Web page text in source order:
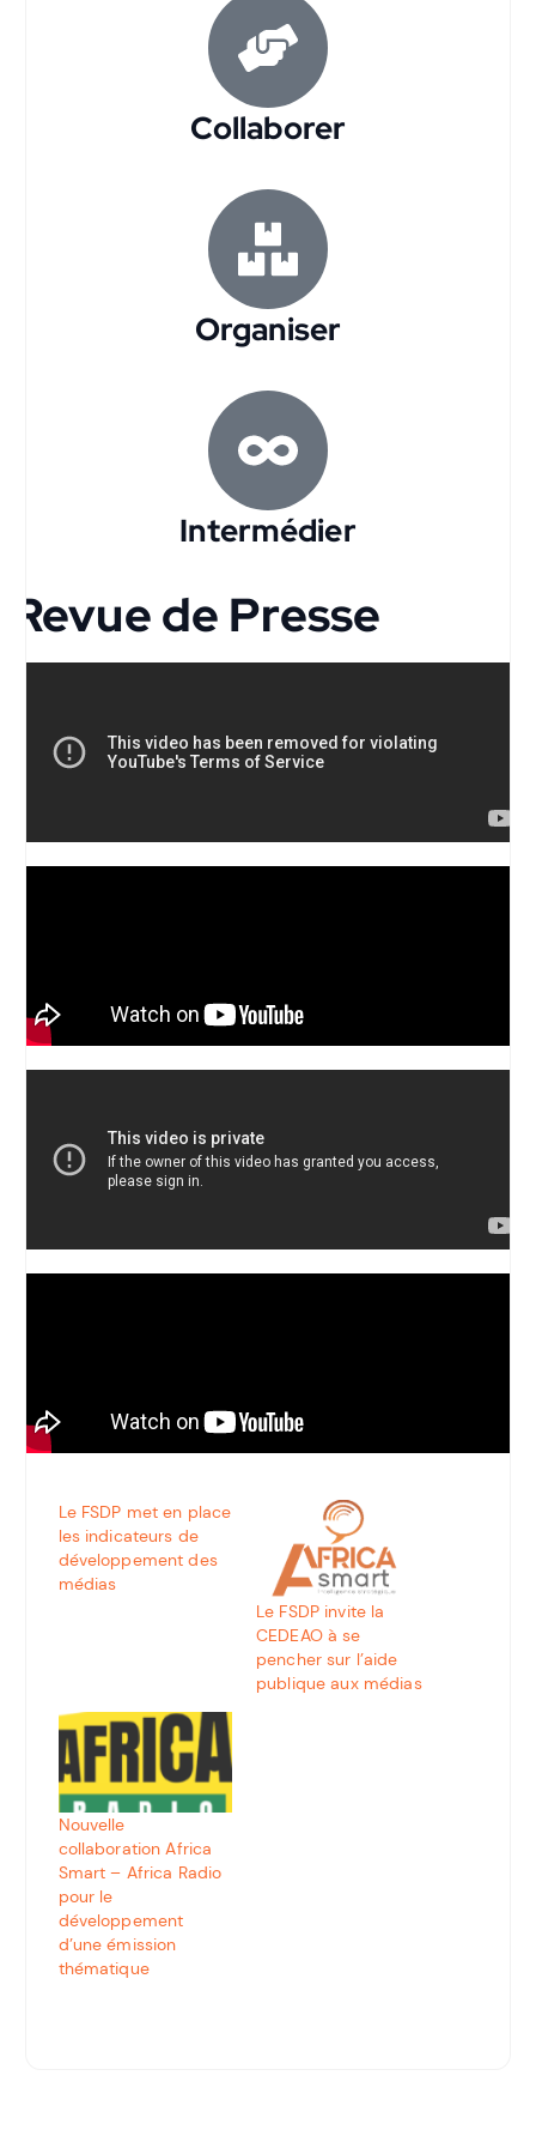
Collaborer
Organiser
Intermédier
Revue de Presse
Le FSDP met en place
les indicateurs de
développement des
médias
Le FSDP invite la
CEDEAO à se
pencher sur l’aide
publique aux médias
Nouvelle
collaboration Africa
Smart – Africa Radio
pour le
développement
d’une émission
thématique